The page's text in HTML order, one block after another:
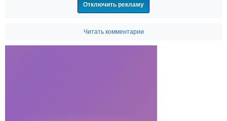
Отключить рекламу
Читать комментарии